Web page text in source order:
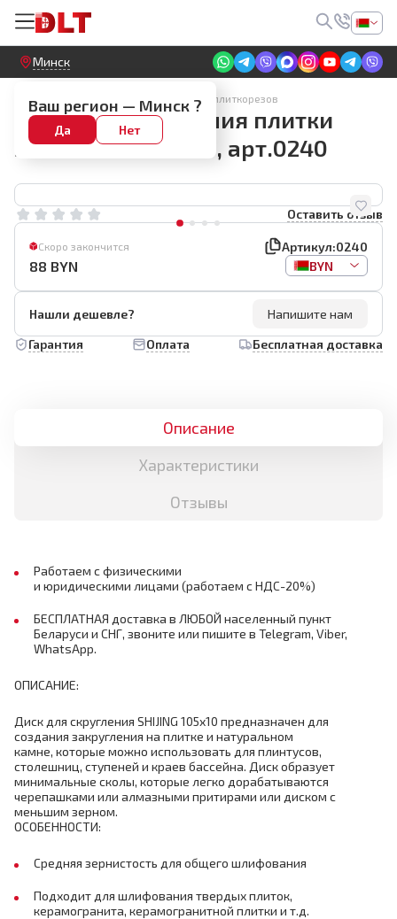
Круглосуточный! Прием заявок на сайте
Минск
Ваш регион — Минск ?
Да Нет
Алмазные диски для электрических плиткорезов
Диск для скругления плитки
SHIJING 105мм R10, арт.0240
Оставить отзыв
Скоро закончится Артикул:0240
88 BYN BYN
Нашли дешевле?
Напишите нам
Гарантия
Оплата Бесплатная доставка
Описание
Характеристики
Отзывы
Работаем с физическими
и юридическими лицами (работаем с НДС-20%)
БЕСПЛАТНАЯ доставка в ЛЮБОЙ населенный пункт
Беларуси и СНГ, звоните или пишите в Telegram, Viber,
WhatsApp.
ОПИСАНИЕ:
Диск для скругления SHIJING 105х10 предназначен для
создания закругления на плитке и натуральном
камне, которые можно использовать для плинтусов,
столешниц, ступеней и краев бассейна. Диск образует
минимальные сколы, которые легко дорабатываются
черепашками или алмазными притирами или диском с
меньшим зерном.
ОСОБЕННОСТИ:
Средняя зернистость для общего шлифования
Подходит для шлифования твердых плиток,
керамогранита, керамогранитной плитки и т.д.